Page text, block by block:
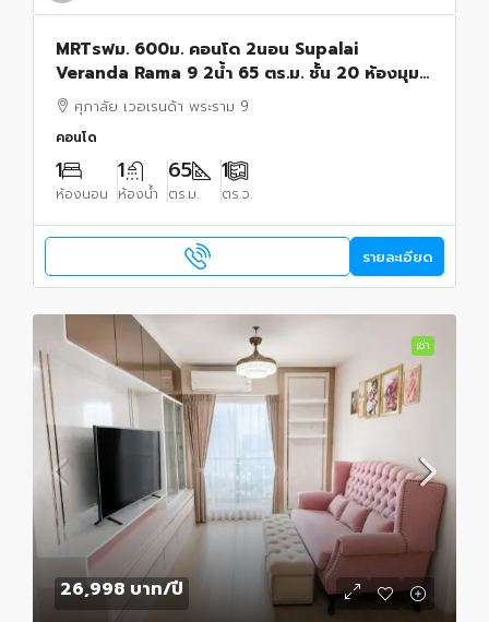
MRTรฟม. 600ม. คอนโด 2นอน Supalai
Veranda Rama 9 2น้ำ 65 ตร.ม. ชั้น 20 ห้องมุม
.วิวเมืองสวย พร้อมเฟอร์ฯ
ศุภาลัย เวอเรนด้า พระราม 9
คอนโด
1
ห้องนอน
1
ห้องน้ำ
65
ตร.ม.
1
ตร.ว.
รายละเอียด
เช่า
26,998 บาท/ปี